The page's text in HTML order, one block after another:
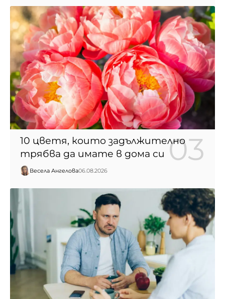
10 цветя, които задължително
трябва да имате в дома си
Весела Ангелова06.08.2026